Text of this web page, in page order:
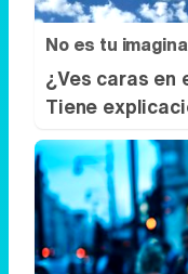
No es tu
¿Ves caras en
Tiene